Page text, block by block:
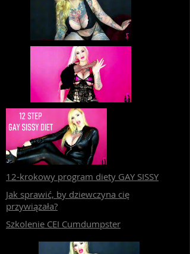
12-krokowy program diety GAY SISSY
Jak sprawić, by dziewczyna cię
przywiązała?
Szkolenie CEI Cumdumpster